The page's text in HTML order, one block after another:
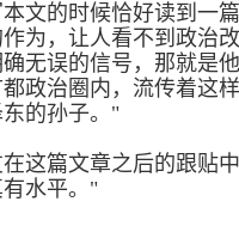
文的时候恰好读到一
为，让人看不到政治
无误的信号，那就是
政治圈内，流传着这
的孙子。"
这篇文章之后的跟贴
水平。"